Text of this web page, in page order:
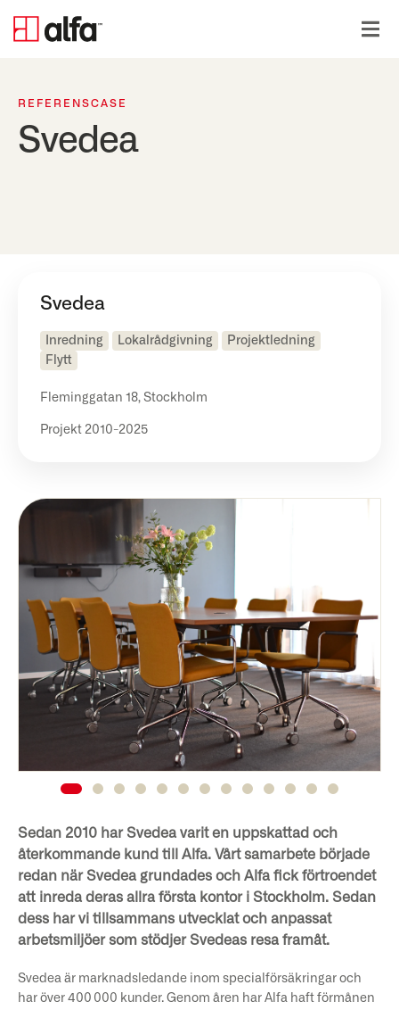
REFERENSCASE
Svedea
Sedan 2010 har Svedea varit en uppskattad och
återkommande kund till Alfa. Vårt samarbete började
redan när Svedea grundades och Alfa fick förtroendet
att inreda deras allra första kontor i Stockholm. Sedan
dess har vi tillsammans utvecklat och anpassat
arbetsmiljöer som stödjer Svedeas resa framåt.
Svedea är marknadsledande inom specialförsäkringar och
har över 400 000 kunder. Genom åren har Alfa haft förmånen
Svedea
Inredning Lokalrådgivning
Projektledning
Flytt
Fleminggatan 18, Stockholm
Projekt 2010-2025